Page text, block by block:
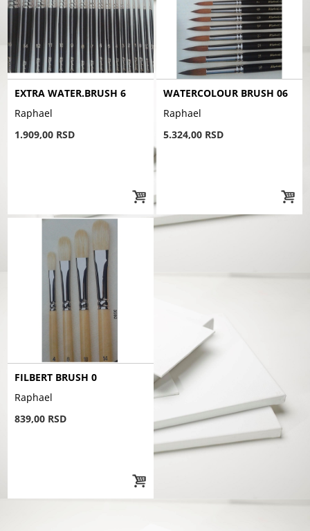
EXTRA WATER.BRUSH 6
Raphael
1.909,00 RSD
WATERCOLOUR BRUSH 06
Raphael
5.324,00 RSD
FILBERT BRUSH 0
Raphael
839,00 RSD